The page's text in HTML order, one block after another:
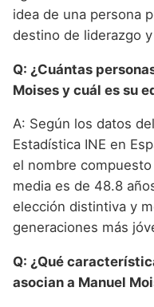
idea de una persona
destino de liderazgo
Q: ¿Cuántas
Moises y cuál es su
A: Según los datos
Estadística INE en
el nombre
media es de 48.8
elección distintiva y
generaciones más
Q: ¿Qué
asocian a Manuel